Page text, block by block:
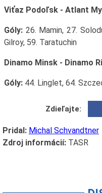
Viťaz Podoľsk - Atlant
Góly:26. Mamin, 27.
Gilroy, 59. Taratuchin
Dinamo Minsk - Dinamo
Góly:44. Linglet, 64.
Zdieľajte:
Pridal: Michal Schvandtner
Zdroj informácií:TASR